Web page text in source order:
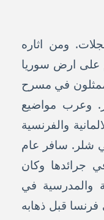
ومن اثاره
على ارض سوريا
في مسرح
وعرب مواضيع
والفرنسية
شلر. سافر عام
جرائدها وكان
والمدرسية في
قبل ذهابه